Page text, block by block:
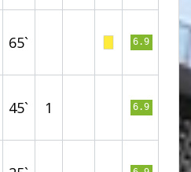
65` 6.9
45` 1 6.9